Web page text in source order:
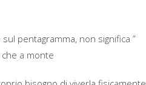
pentagramma, non significa ”
a monte